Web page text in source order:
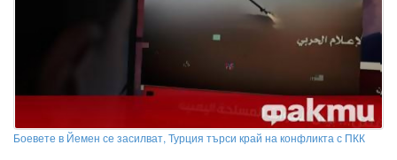
Боевете в Йемен се засилват, Турция търси край на конфликта с ПКК